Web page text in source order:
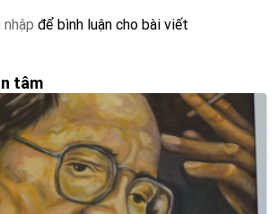
để bình luận cho bài viết
tâm